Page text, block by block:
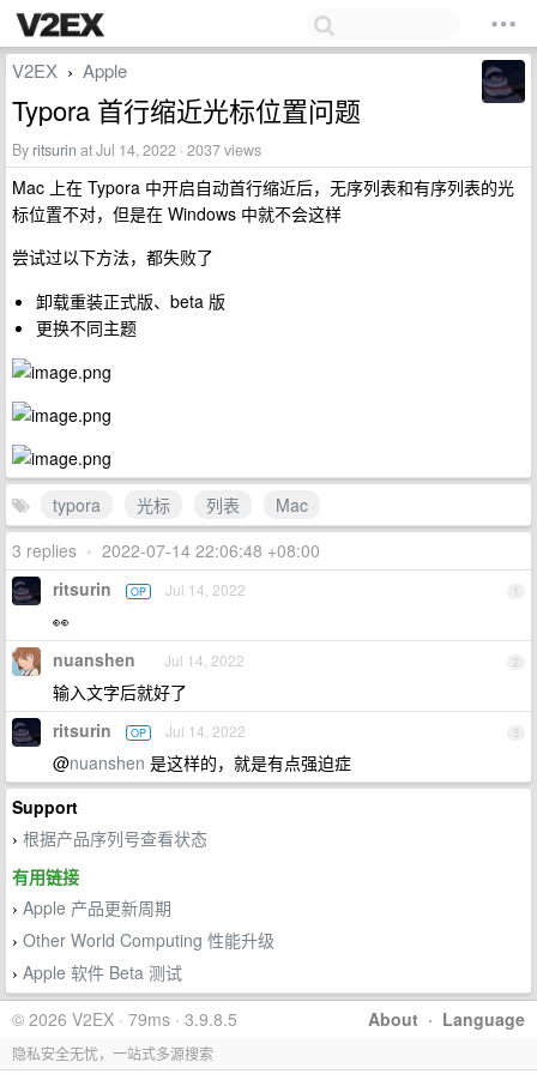
V2EX › Apple
Typora 首行缩近光标位置问题
By ritsurin at Jul 14, 2022 · 2037 views
Mac 上在 Typora 中开启自动首行缩近后，无序列表和有序列表的光
标位置不对，但是在 Windows 中就不会这样
尝试过以下方法，都失败了
卸载重装正式版、beta 版
更换不同主题
typora 光标 列表
Mac
3 replies • 2022-07-14 22:06:48 +08:00
1
ritsurin OP Jul 14, 2022
👀
2
nuanshen Jul 14, 2022
输入文字后就好了
3
ritsurin OP Jul 14, 2022
@nuanshen 是这样的，就是有点强迫症
Support
› 根据产品序列号查看状态
有用链接
› Apple 产品更新周期
› Other World Computing 性能升级
› Apple 软件 Beta 测试
About · Language
© 2026 V2EX · 79ms · 3.9.8.5
隐私安全无忧，一站式多源搜索